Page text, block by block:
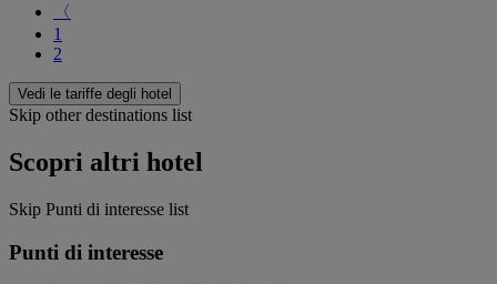
〈
1
2
Vedi le tariffe degli hotel
Skip other destinations list
Scopri altri hotel
Skip Punti di interesse list
Punti di interesse